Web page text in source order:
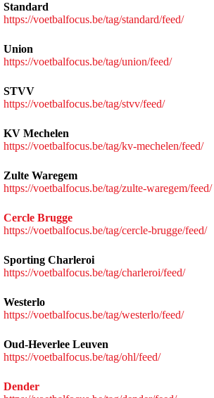
Standard
https://voetbalfocus.be/tag/standard/feed/
Union
https://voetbalfocus.be/tag/union/feed/
STVV
https://voetbalfocus.be/tag/stvv/feed/
KV Mechelen
https://voetbalfocus.be/tag/kv-mechelen/feed/
Zulte Waregem
https://voetbalfocus.be/tag/zulte-waregem/feed/
Cercle Brugge
https://voetbalfocus.be/tag/cercle-brugge/feed/
Sporting Charleroi
https://voetbalfocus.be/tag/charleroi/feed/
Westerlo
https://voetbalfocus.be/tag/westerlo/feed/
Oud-Heverlee Leuven
https://voetbalfocus.be/tag/ohl/feed/
Dender